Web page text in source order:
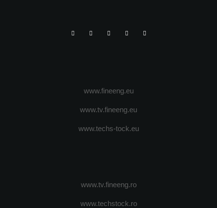
www.fineeng.eu
www.tv.fineeng.eu
www.techs-tock.eu
www.tv.fineeng.ro
www.techstock.ro